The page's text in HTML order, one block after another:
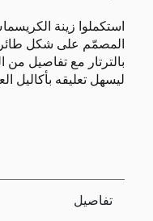
استكملوا زينة
المصمّم على شكل طائر
بالترتار مع تفاصيل
ليسهل تعليقه بأكاليل
تفاصيل